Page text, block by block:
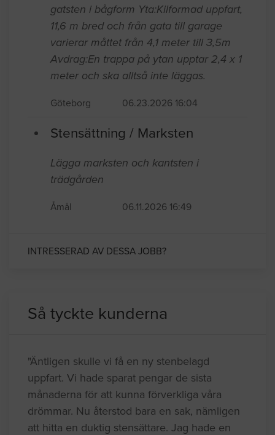
gatsten i bågform Yta:Kilformad uppfart,
11,6 m bred och från gata till garage
varierar måttet från 4,1 meter till 3,5m
Avdrag:En trappa på ytan upptar 2,4 x 1
meter och ska alltså inte läggas.
Göteborg 06.23.2026 16:04
Stensättning / Marksten
Lägga marksten och kantsten i
trädgården
Åmål 06.11.2026 16:49
INTRESSERAD AV DESSA JOBB?
Så tyckte kunderna
"Äntligen skulle vi få en ny stenbelagd
uppfart. Vi hade sparat pengar de sista
månaderna för att kunna förverkliga våra
drömmar. Nu återstod bara en sak, nämligen
att hitta en duktig stensättare. Jag hade en